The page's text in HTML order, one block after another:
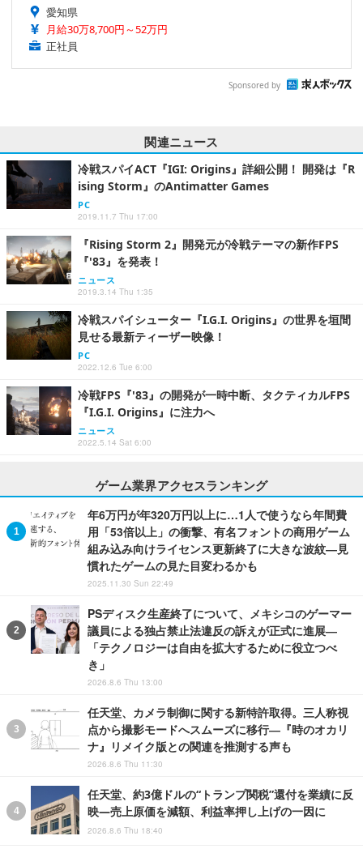
愛知県
月給30万8,700円～52万円
正社員
Sponsored by
関連ニュース
冷戦スパイACT『IGI: Origins』詳細公開！ 開発は『R
ising Storm』のAntimatter Games
PC
2019.11.7 Thu 17:00
『Rising Storm 2』開発元が冷戦テーマの新作FPS
『'83』を発表！
ニュース
2019.3.14 Thu 1:35
冷戦スパイシューター『I.G.I. Origins』の世界を垣間
見せる最新ティーザー映像！
PC
2022.12.6 Tue 6:00
冷戦FPS『'83』の開発が一時中断、タクティカルFPS
『I.G.I. Origins』に注力へ
ニュース
2022.5.14 Sat 6:00
ゲーム業界アクセスランキング
年6万円が年320万円以上に…1人で使うなら年間費
用「53倍以上」の衝撃、有名フォントの商用ゲーム
組み込み向けライセンス更新終了に大きな波紋―見
慣れたゲームの見た目変わるかも
2025.11.30 Sun 22:49
PSディスク生産終了について、メキシコのゲーマー
議員による独占禁止法違反の訴えが正式に進展―
「テクノロジーは自由を拡大するために役立つべ
き」
2026.8.6 Thu 13:00
任天堂、カメラ制御に関する新特許取得。三人称視
点から撮影モードへスムーズに移行―『時のオカリ
ナ』リメイク版との関連を推測する声も
2026.8.6 Thu 11:30
任天堂、約3億ドルの“トランプ関税”還付を業績に反
映―売上原価を減額、利益率押し上げの一因に
2026.8.6 Thu 18:40